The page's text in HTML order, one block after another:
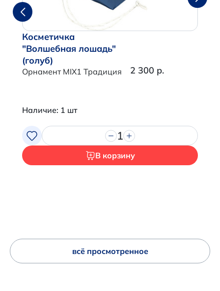
Косметичка
"Волшебная лошадь"
(голуб)
Орнамент MIX1 Традиция 2 300 р.
Наличие: 1 шт
1
В корзину
всё просмотренное